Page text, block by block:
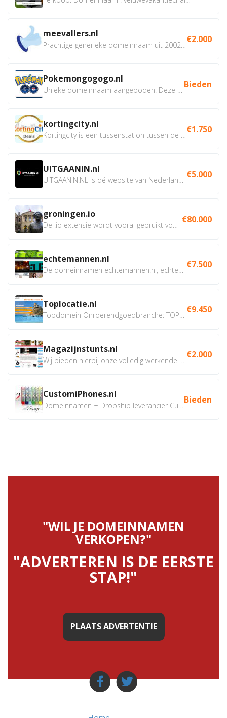
meevallers.nl €2.000
Pokemongogogo.nl Bieden
kortingcity.nl €1.750
UITGAANIN.nl €5.000
groningen.io €80.000
echtemannen.nl €7.500
Toplocatie.nl €9.450
Magazijnstunts.nl €2.000
CustomiPhones.nl Bieden
"WIL JE DOMEINNAMEN
VERKOPEN?"
"ADVERTEREN IS DE EERSTE
STAP!"
PLAATS ADVERTENTIE